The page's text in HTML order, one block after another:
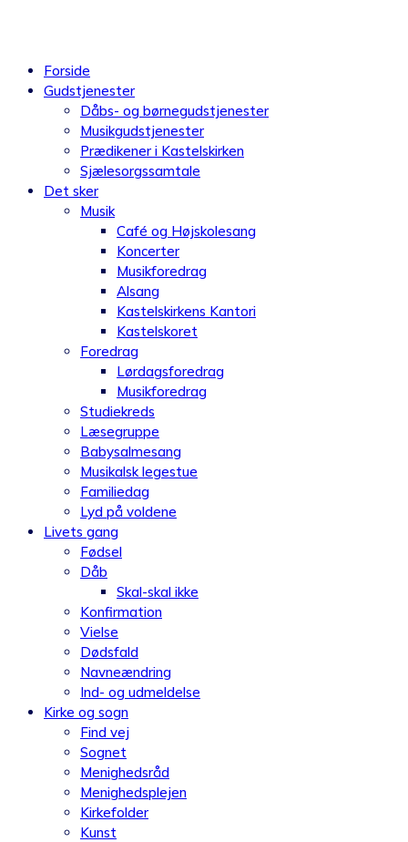
Forside
Gudstjenester
Dåbs- og børnegudstjenester
Musikgudstjenester
Prædikener i Kastelskirken
Sjælesorgssamtale
Det sker
Musik
Café og Højskolesang
Koncerter
Musikforedrag
Alsang
Kastelskirkens Kantori
Kastelskoret
Foredrag
Lørdagsforedrag
Musikforedrag
Studiekreds
Læsegruppe
Babysalmesang
Musikalsk legestue
Familiedag
Lyd på voldene
Livets gang
Fødsel
Dåb
Skal-skal ikke
Konfirmation
Vielse
Dødsfald
Navneændring
Ind- og udmeldelse
Kirke og sogn
Find vej
Sognet
Menighedsråd
Menighedsplejen
Kirkefolder
Kunst